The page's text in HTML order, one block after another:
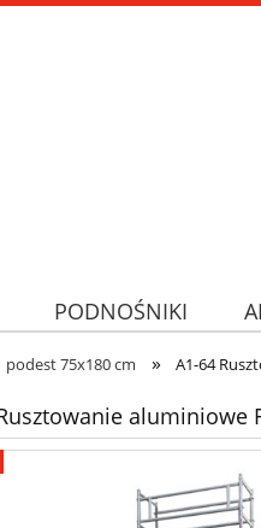
PODNOŚNIKI
podest 75x180 cm » A1-64
aluminiowe